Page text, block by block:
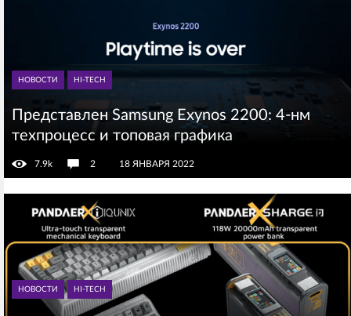
НОВОСТИ HI-TECH
Представлен Samsung Exynos 2200: 4-нм
техпроцесс и топовая графика
7.9k 2 18 ЯНВАРЯ 2022
НОВОСТИ HI-TECH